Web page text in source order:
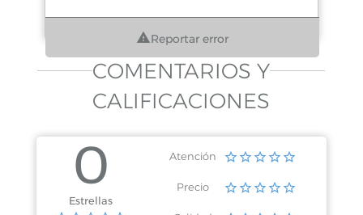
Reportar error
COMENTARIOS Y
CALIFICACIONES
0
Estrellas
Atención
Precio